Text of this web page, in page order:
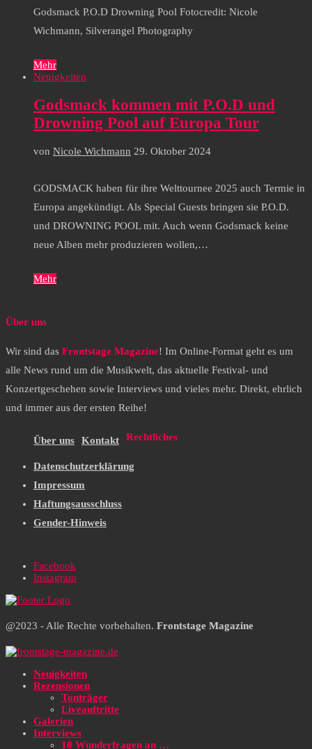
Godsmack P.O.D Drowning Pool Fotocredit: Nicole
Wichmann, Silverangel Photography
Mehr
Neuigkeiten
Godsmack kommen mit P.O.D und
Drowning Pool auf Europa Tour
von Nicole Wichmann 29. Oktober 2024
GODSMACK haben für ihre Welttournee 2025 auch Termie in
Europa angekündigt. Als Special Guests bringen sie P.O.D.
und DROWNING POOL mit. Auch wenn Godsmack keine
neue Alben mehr produzieren wollen,…
Mehr
Über uns
Wir sind das Frontstage Magazine! Im Online-Format geht es um
alle News rund um die Musikwelt, das aktuelle Festival- und
Konzertgeschehen sowie Interviews und vieles mehr. Direkt, ehrlich
und immer aus der ersten Reihe!
Über uns Kontakt Rechtliches
Datenschutzerklärung
Impressum
Haftungsausschluss
Gender-Hinweis
Facebook
Instagram
@2023 - Alle Rechte vorbehalten. Frontstage Magazine
Neuigkeiten
Rezensionen
Tonträger
Liveauftritte
Galerien
Interviews
10 Wunderfragen an …